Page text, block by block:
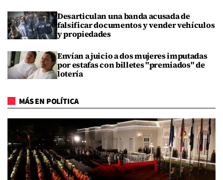
Desarticulan una banda acusada de
falsificar documentos y vender vehículos
y propiedades
Envían a juicio a dos mujeres imputadas
por estafas con billetes "premiados" de
lotería
MÁS EN POLÍTICA